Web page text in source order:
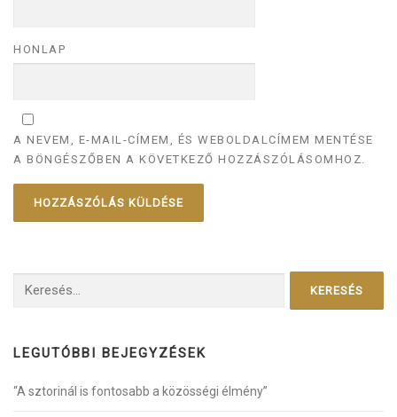
HONLAP
A NEVEM, E-MAIL-CÍMEM, ÉS WEBOLDALCÍMEM MENTÉSE
A BÖNGÉSZŐBEN A KÖVETKEZŐ HOZZÁSZÓLÁSOMHOZ.
LEGUTÓBBI BEJEGYZÉSEK
“A sztorinál is fontosabb a közösségi élmény”